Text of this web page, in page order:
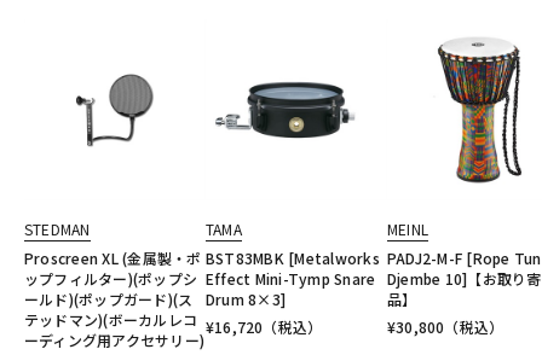
STEDMAN
Proscreen XL (金属製・ポ
ップフィルター)(ポップシ
ールド)(ポップガード)(ス
テッドマン)(ボーカルレコ
ーディング用アクセサリー)
TAMA
BST83MBK [Metalworks
Effect Mini-Tymp Snare
Drum 8×3]
¥16,720 （税込）
MEINL
PADJ2-M-F [Rope
Djembe 10]【お取り
品】
¥30,800 （税込）